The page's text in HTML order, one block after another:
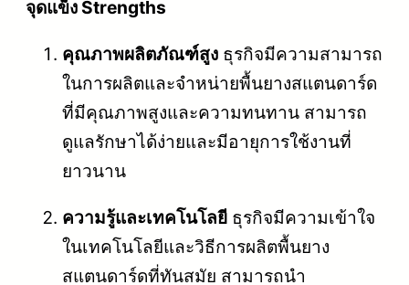
จุดแข็ง Strengths
คุณภาพผลิตภัณฑ์สูง ธุรกิจมีความสามารถ
ในการผลิตและจำหน่ายพื้นยางสแตนดาร์ด
ที่มีคุณภาพสูงและความทนทาน สามารถ
ดูแลรักษาได้ง่ายและมีอายุการใช้งานที่
ยาวนาน
ความรู้และเทคโนโลยี ธุรกิจมีความเข้าใจ
ในเทคโนโลยีและวิธีการผลิตพื้นยาง
สแตนดาร์ดที่ทันสมัย สามารถนำ